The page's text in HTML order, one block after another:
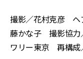
撮影／花村克彦 ヘ
藤かな子 撮影協力
ワリー東京 再構成